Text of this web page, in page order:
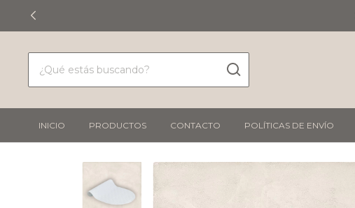
INICIO PRODUCTOS CONTACTO POLÍTICAS DE ENVÍO